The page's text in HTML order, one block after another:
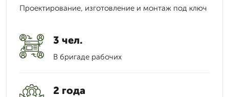
Проектирование, изготовление и монтаж под ключ
3 чел.
В бригаде рабочих
2 года